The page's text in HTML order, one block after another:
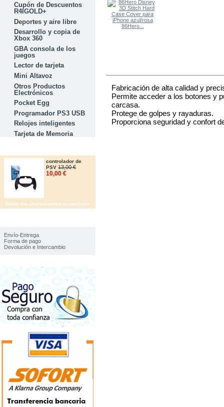
Cupón de Descuentos
R4IGOLD+
Deportes y aire libre
Desarrollo y copia de
Xbox 360
GBA consola de los
juegos
Lector de tarjeta
Mini Altavoz
Otros Productos
Electrónicos
Pocket Egg
Programador PS3 USB
Relojes inteligentes
Tarjeta de Memoria
controlador de
PSV 13,00 €
10,00 €
Todas los promociones especiales
Envío-Entrega
Forma de pago
Devolución e Intercambio
86Hero...
Fabricación de alta calidad y
Permite acceder a los botones y
carcasa.
Protege de golpes y rayaduras.
Proporciona seguridad y confort